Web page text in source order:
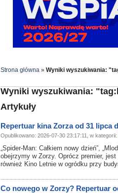
Strona główna » Wyniki wyszukiwania:
Wyniki wyszukiwania:
Artykuły
Repertuar kina Zorza od 31 lipca
Opublikowano: 2026-07-30 23:17:11, w kategorii:
„Spider-Man: Całkiem nowy dzień”,
obejrzymy w Zorzy. Oprócz premier,
również Kino Letnie w ogródku przy
Co nowego w Zorzy? Repertuar